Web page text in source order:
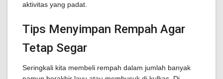
aktivitas yang padat.
Tips Menyimpan Rempah Agar
Tetap Segar
Seringkali kita membeli rempah dalam jumlah banyak